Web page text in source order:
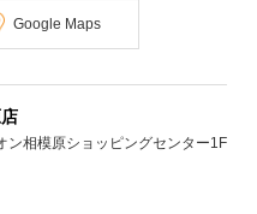
Google Maps
相模原ショッピングセンター1F